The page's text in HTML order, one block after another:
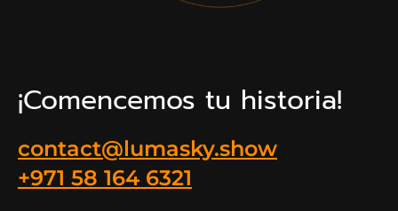
¡Comencemos tu historia!
contact@lumasky.show
+971 58 164 6321